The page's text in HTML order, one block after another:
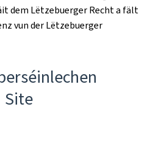
dem Lëtzebuerger Recht a fält
vun der Lëtzebuerger
Site